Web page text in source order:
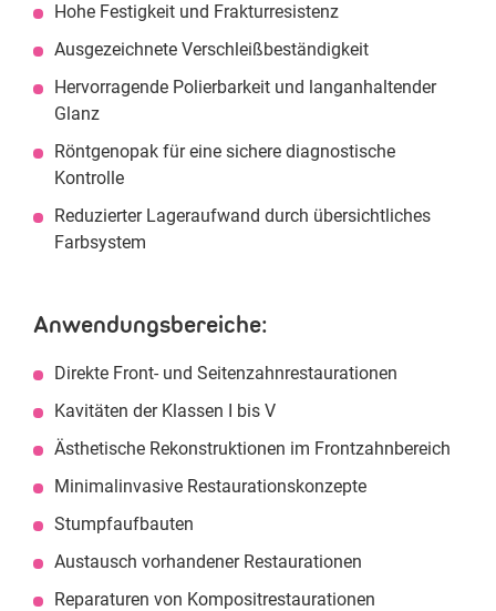
Hohe Festigkeit und Frakturresistenz
Ausgezeichnete Verschleißbeständigkeit
Hervorragende Polierbarkeit und langanhaltender
Glanz
Röntgenopak für eine sichere diagnostische
Kontrolle
Reduzierter Lageraufwand durch übersichtliches
Farbsystem
Anwendungsbereiche:
Direkte Front- und Seitenzahnrestaurationen
Kavitäten der Klassen I bis V
Ästhetische Rekonstruktionen im Frontzahnbereich
Minimalinvasive Restaurationskonzepte
Stumpfaufbauten
Austausch vorhandener Restaurationen
Reparaturen von Kompositrestaurationen